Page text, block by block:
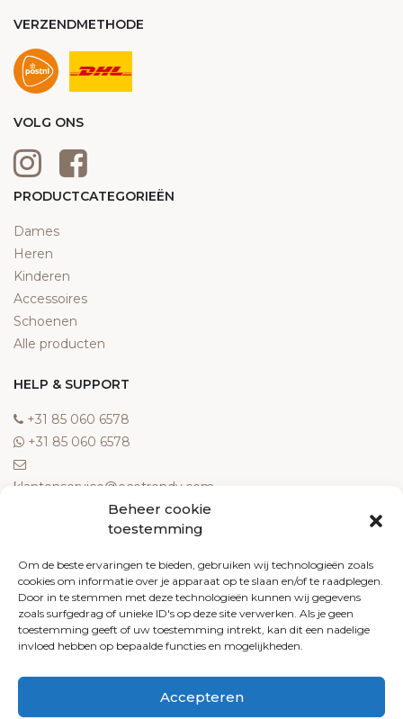
Beheer cookie
toestemming
Om de beste ervaringen te bieden, gebruiken wij technologieën zoals
cookies om informatie over je apparaat op te slaan en/of te raadplegen.
Door in te stemmen met deze technologieën kunnen wij gegevens
zoals surfgedrag of unieke ID's op deze site verwerken. Als je geen
toestemming geeft of uw toestemming intrekt, kan dit een nadelige
invloed hebben op bepaalde functies en mogelijkheden.
Accepteren
VERZENDMETHODE
VOLG ONS
PRODUCTCATEGORIEËN
Dames
Heren
Kinderen
Accessoires
Schoenen
Alle producten
HELP & SUPPORT
‎+31 85 060 6578
‎+31 85 060 6578
klantenservice@ecotrendy.com
Meest gestelde vragen
Contact
Algemene voorwaarden
Retourneren
Klachten
Privacy policy